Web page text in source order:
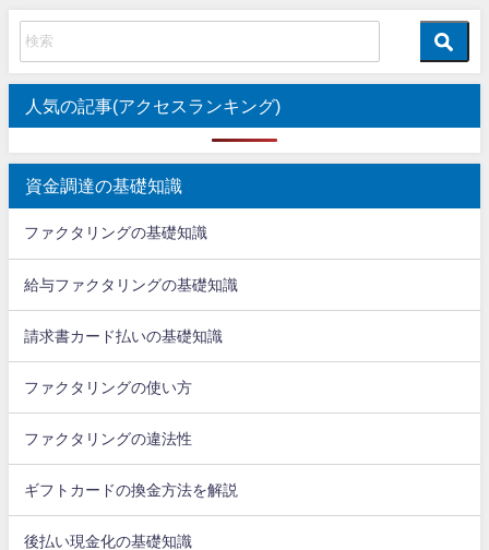
人気の記事(アクセスランキング)
資金調達の基礎知識
ファクタリングの基礎知識
給与ファクタリングの基礎知識
請求書カード払いの基礎知識
ファクタリングの使い方
ファクタリングの違法性
ギフトカードの換金方法を解説
後払い現金化の基礎知識